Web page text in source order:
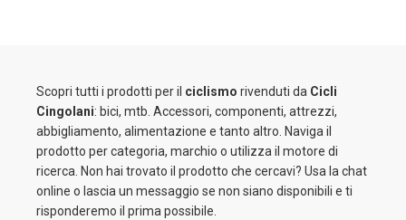
Scopri tutti i prodotti per il ciclismo rivenduti da Cicli
Cingolani: bici, mtb. Accessori, componenti, attrezzi,
abbigliamento, alimentazione e tanto altro. Naviga il
prodotto per categoria, marchio o utilizza il motore di
ricerca. Non hai trovato il prodotto che cercavi? Usa la chat
online o lascia un messaggio se non siano disponibili e ti
risponderemo il prima possibile.